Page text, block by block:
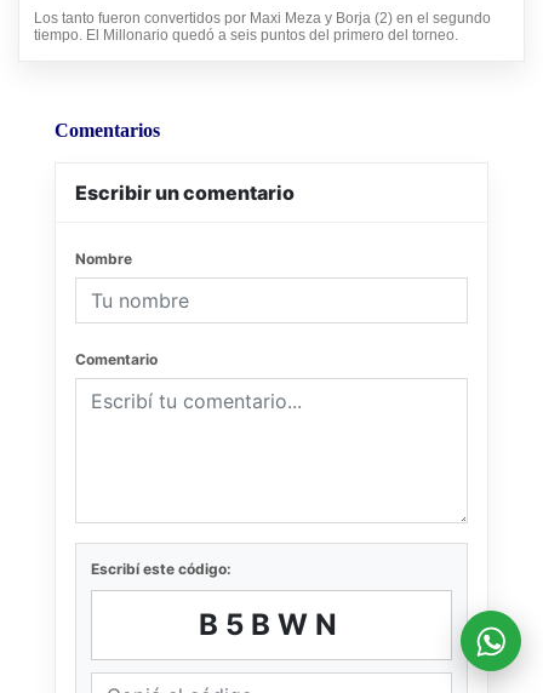
Los tanto fueron convertidos por Maxi Meza y Borja (2) en el segundo
tiempo. El Millonario quedó a seis puntos del primero del torneo.
Comentarios
Escribir un comentario
Nombre
Comentario
Escribí este código:
B5BWN